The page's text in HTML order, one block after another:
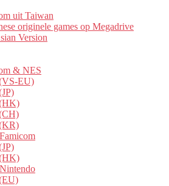
uit Taiwan
originele games op Megadrive
Version
& NES
EU)